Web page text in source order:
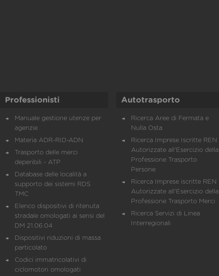
Professionisti
Manuale gestione utenze per
agenzie
Materia ADR-RID-ADN
Trasporto delle merci
deperibili - ATP
Database delle località a
supporto dei sistemi RDS
TMC
Elenco dispositivi di ritenuta
stradale omologati ai sensi del
DM 21.06.04
Dispositivi riduzioni di massa
particolato
Codici immatricolativi di
ciclomotori omologati
Autotrasporto
Ricerca Aree di Fermata e
Nulla Osta
Ricerca Imprese Iscritte REN
Autorizzate all'Esercizio della
Professione Trasporto
Persone
Ricerca Imprese iscritte REN
Autorizzate all'Esercizio della
Professione Trasporto Merci
Ricerca Servizi di Linea
Interregionali